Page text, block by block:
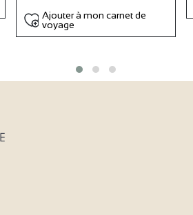
Ajouter à mon carnet de
voyage